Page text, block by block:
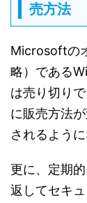
売方法
Microsoftの
略）である
は売り切り
に販売方法
されるように
更に、定期
返してセキ